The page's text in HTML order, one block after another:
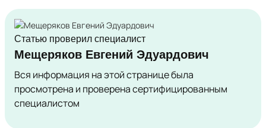
Статью проверил специалист
Мещеряков Евгений Эдуардович
Вся информация на этой странице была
просмотрена и проверена сертифицированным
специалистом